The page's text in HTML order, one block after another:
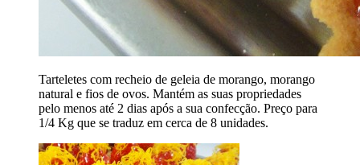
Tarteletes com recheio de geleia de morango, morango
natural e fios de ovos. Mantém as suas propriedades
pelo menos até 2 dias após a sua confecção. Preço para
1/4 Kg que se traduz em cerca de 8 unidades.